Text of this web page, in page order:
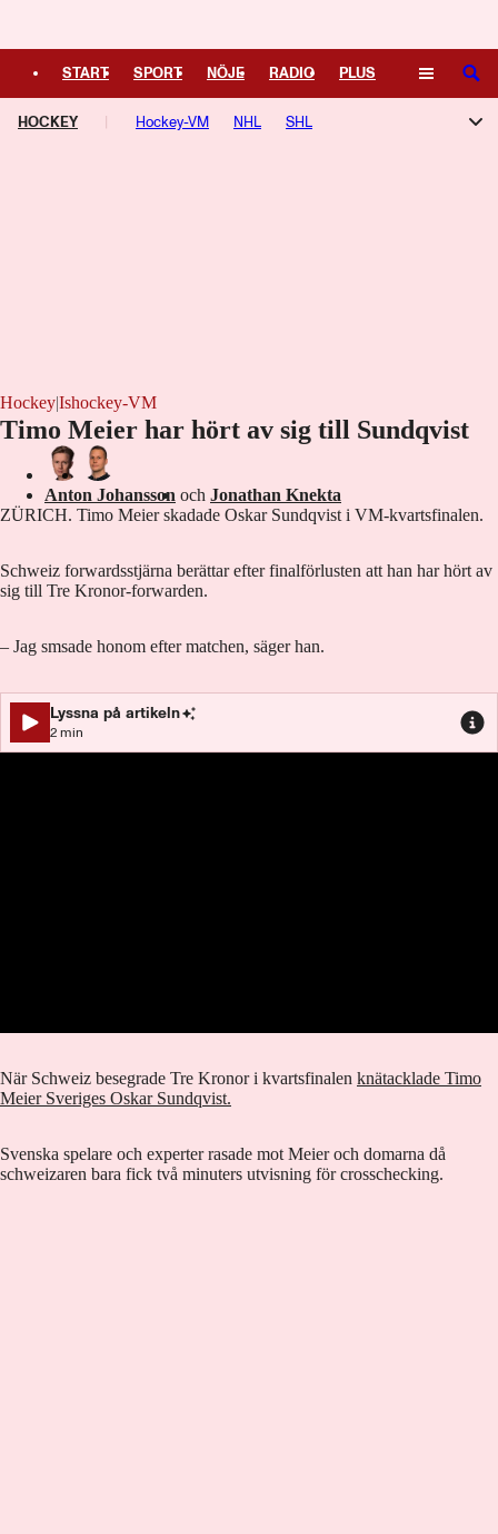
START SPORT NÖJE RADIO PLUS
TIPSA TV KULTUR LEDARE
SÖK
HOCKEY Hockey-VM NHL SHL
Hockey|Ishockey-VM
Timo Meier har hört av sig till Sundqvist
Anton Johansson och Jonathan Knekta
ZÜRICH. Timo Meier skadade Oskar Sundqvist i VM-kvartsfinalen.
Schweiz forwardsstjärna berättar efter finalförlusten att han har hört av
sig till Tre Kronor-forwarden.
– Jag smsade honom efter matchen, säger han.
Lyssna på artikeln
2 min
När Schweiz besegrade Tre Kronor i kvartsfinalen knätacklade Timo
Meier Sveriges Oskar Sundqvist.
Svenska spelare och experter rasade mot Meier och domarna då
schweizaren bara fick två minuters utvisning för crosschecking.